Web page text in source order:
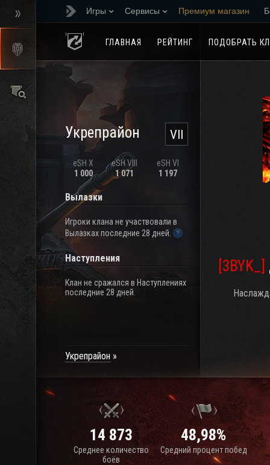
Игры Сервисы Премиум магазин
ГЛАВНАЯ
РЕЙТИНГ ПОДОБРАТЬ
VII
Укрепрайон
eSH X
1 000
eSH VIII
1 071
eSH VI
1 197
Вылазки
Игроки клана не участвовали в
Вылазках последние 28 дней.
Наступления
Клан не сражался в Наступлениях
последние 28 дней.
Укрепрайон
[3BYK_]
14 873
Среднее количество
боёв
48,98%
Средний процент побед